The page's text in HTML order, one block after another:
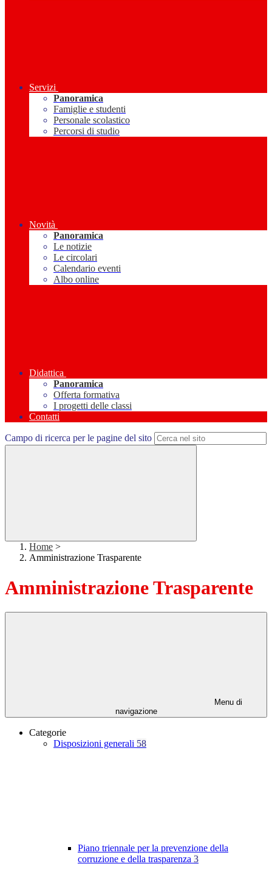
Servizi
Panoramica
Famiglie e studenti
Personale scolastico
Percorsi di studio
Novità
Panoramica
Le notizie
Le circolari
Calendario eventi
Albo online
Didattica
Panoramica
Offerta formativa
I progetti delle classi
Contatti
Campo di ricerca per le pagine del sito
Home >
Amministrazione Trasparente
Amministrazione Trasparente
Menu di
navigazione
Categorie
Disposizioni generali 58
Piano triennale per la prevenzione della
corruzione e della trasparenza 3